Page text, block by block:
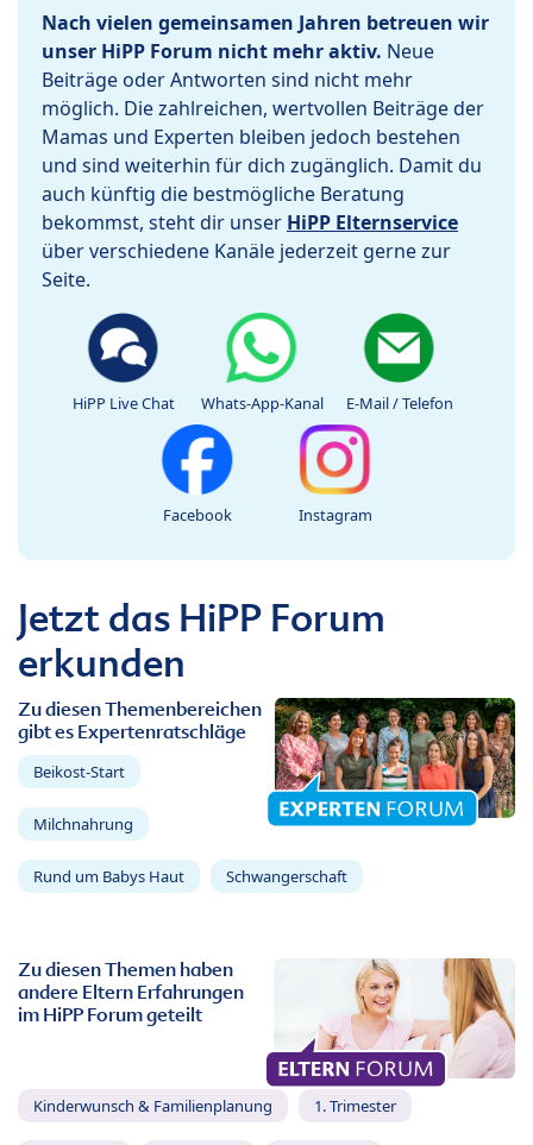
Nach vielen gemeinsamen Jahren betreuen wir
unser HiPP Forum nicht mehr aktiv. Neue
Beiträge oder Antworten sind nicht mehr
möglich. Die zahlreichen, wertvollen Beiträge der
Mamas und Experten bleiben jedoch bestehen
und sind weiterhin für dich zugänglich. Damit du
auch künftig die bestmögliche Beratung
bekommst, steht dir unser HiPP Elternservice
über verschiedene Kanäle jederzeit gerne zur
Seite.
HiPP Live Chat Whats-App-Kanal E-Mail / Telefon
Facebook Instagram
Jetzt das HiPP Forum
erkunden
Zu diesen Themenbereichen
gibt es Expertenratschläge
Beikost-Start
Milchnahrung
Rund um Babys Haut Schwangerschaft
Zu diesen Themen haben
andere Eltern Erfahrungen
im HiPP Forum geteilt
Kinderwunsch & Familienplanung 1. Trimester